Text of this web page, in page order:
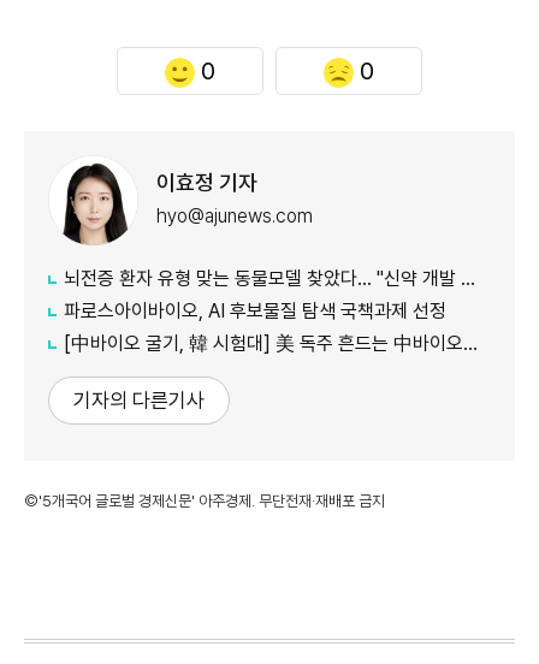
0 0
이효정 기자
hyo@ajunews.com
뇌전증 환자 유형 맞는 동물모델 찾았다… "신약 개발 정확도 향상 기대"
파로스아이바이오, AI 후보물질 탐색 국책과제 선정
[中바이오 굴기, 韓 시험대] 美 독주 흔드는 中바이오… 글로벌 신약 질서 재편
기자의 다른기사
©'5개국어 글로벌 경제신문' 아주경제. 무단전재·재배포 금지